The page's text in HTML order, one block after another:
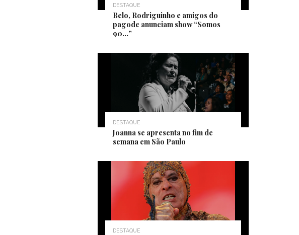
DESTAQUE
Belo, Rodriguinho e amigos do
pagode anunciam show “Somos
90…”
DESTAQUE
Joanna se apresenta no fim de
semana em São Paulo
DESTAQUE